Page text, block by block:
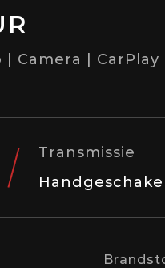
Camera | CarPlay
Transmissie